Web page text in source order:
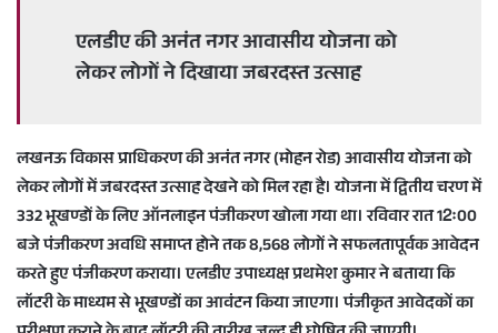
एलडीए की अनंत नगर आवासीय योजना को
लेकर लोगों ने दिखाया जबरदस्त उत्साह
लखनऊ विकास प्राधिकरण की अनंत नगर (मोहन रोड) आवासीय योजना को
लेकर लोगों में जबरदस्त उत्साह देखने को मिल रहा है। योजना में द्वितीय चरण में
332 भूखण्डों के लिए ऑनलाइन पंजीकरण खोला गया था। रविवार रात 12ः00
बजे पंजीकरण अवधि समाप्त होने तक 8,568 लोगों ने सफलतापूर्वक आवेदन
करते हुए पंजीकरण कराया। एलडीए उपाध्यक्ष प्रथमेश कुमार ने बताया कि
लॉटरी के माध्यम से भूखण्डों का आवंटन किया जाएगा। पंजीकृत आवेदकों का